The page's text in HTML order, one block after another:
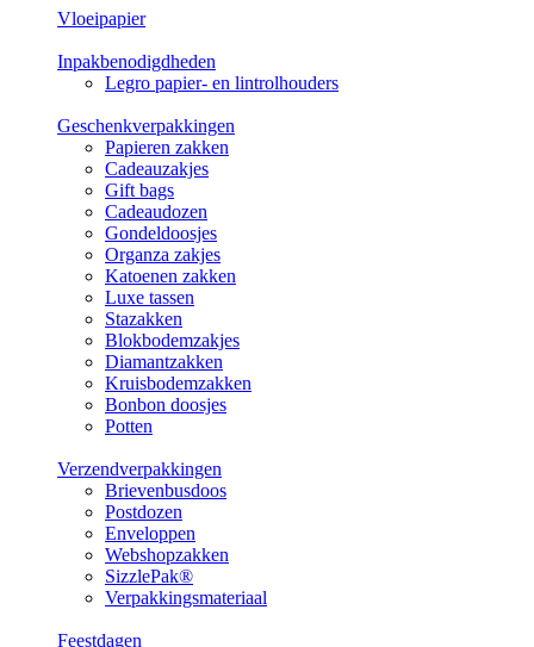
Vloeipapier
Inpakbenodigdheden
Legro papier- en lintrolhouders
Geschenkverpakkingen
Papieren zakken
Cadeauzakjes
Gift bags
Cadeaudozen
Gondeldoosjes
Organza zakjes
Katoenen zakken
Luxe tassen
Stazakken
Blokbodemzakjes
Diamantzakken
Kruisbodemzakken
Bonbon doosjes
Potten
Verzendverpakkingen
Brievenbusdoos
Postdozen
Enveloppen
Webshopzakken
SizzlePak®
Verpakkingsmateriaal
Feestdagen